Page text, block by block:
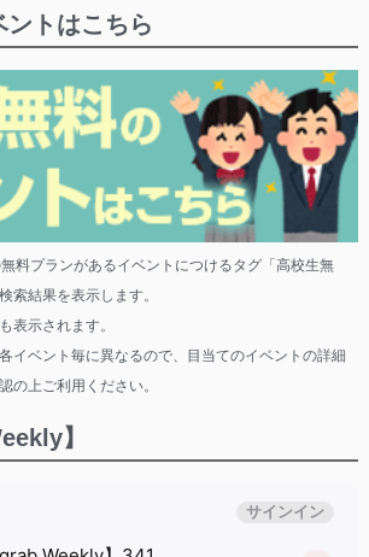
トはこちら
料プランがあるイベントにつけるタグ「高校生無
索結果を表示します。
表示されます。
イベント毎に異なるので、目当てのイベントの詳細
の上ご利用ください。
】